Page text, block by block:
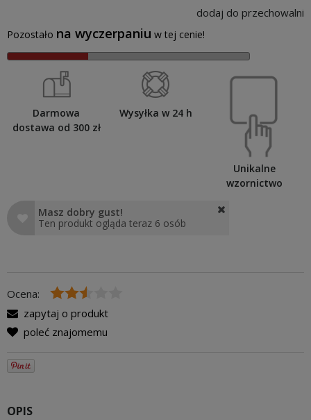
dodaj do przechowalni
Pozostało na wyczerpaniu w tej cenie!
Darmowa
dostawa od 300 zł
Wysyłka w 24 h
Unikalne
wzornictwo
Masz dobry gust!
Ten produkt ogląda teraz 6 osób
Ocena:
zapytaj o produkt
poleć znajomemu
OPIS